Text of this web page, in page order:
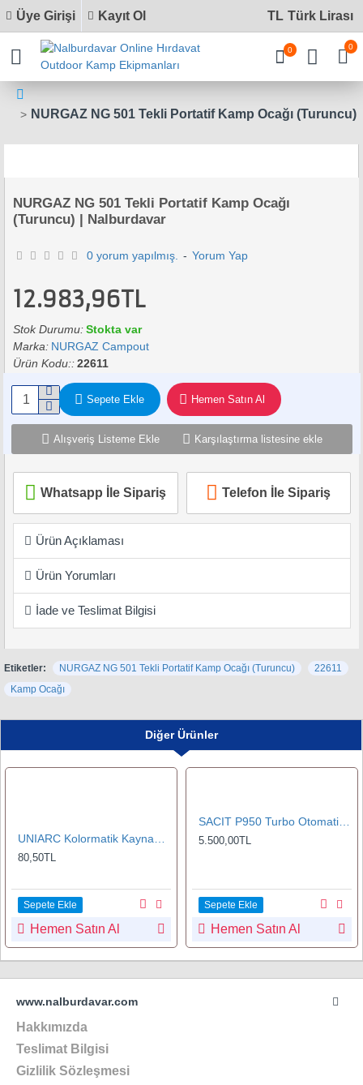
Üye Girişi Kayıt Ol TL Türk Lirası
0 0
NURGAZ NG 501 Tekli Portatif Kamp Ocağı (Turuncu)
NURGAZ NG 501 Tekli Portatif Kamp Ocağı
(Turuncu) | Nalburdavar
Ürün Açıklaması
Ürün Yorumları
İade ve Teslimat Bilgisi
Whatsapp İle Sipariş Telefon İle Sipariş
0 yorum yapılmış. - Yorum Yap
12.983,96TL
Stok Durumu:Stokta var
Marka: NURGAZ Campout
Ürün Kodu::22611
Sepete Ekle Hemen Satın Al
Alışveriş Listeme Ekle Karşılaştırma listesine ekle
Etiketler: NURGAZ NG 501 Tekli Portatif Kamp Ocağı (Turuncu)
22611
Kamp Ocağı
Diğer Ürünler
80,50TL
Sepete Ekle
Hemen Satın Al
SACIT P950 Turbo Otomatik Kararan Kaynak Maskesi
5.500,00TL
Sepete Ekle
Hemen Satın Al
www.nalburdavar.com
Hakkımızda
Teslimat Bilgisi
Gizlilik Sözleşmesi